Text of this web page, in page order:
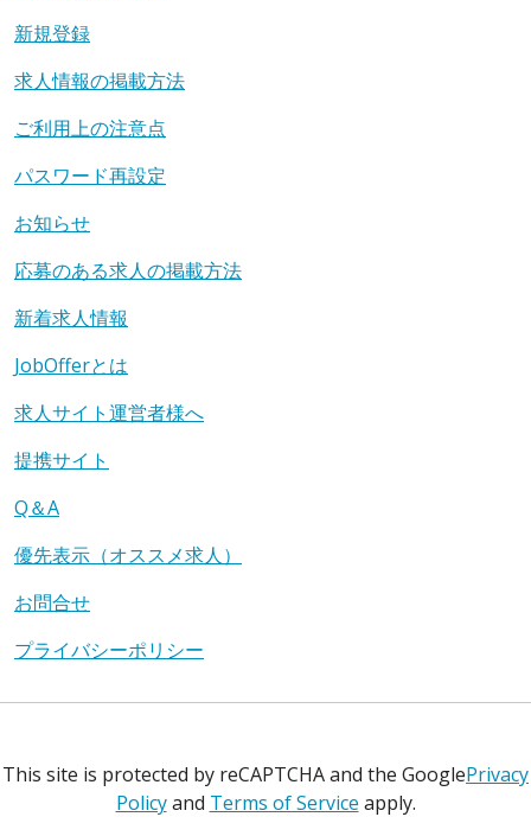
新規登録
求人情報の掲載方法
ご利用上の注意点
パスワード再設定
お知らせ
応募のある求人の掲載方法
新着求人情報
JobOfferとは
求人サイト運営者様へ
提携サイト
Q＆A
優先表示（オススメ求人）
お問合せ
プライバシーポリシー
This site is protected by reCAPTCHA and the GooglePrivacy
Policyand Terms of Service apply.